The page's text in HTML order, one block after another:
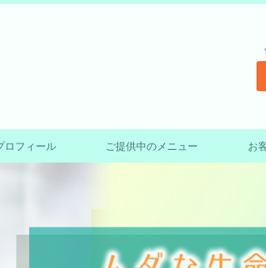
ロフィール ご提供中のメニュー お